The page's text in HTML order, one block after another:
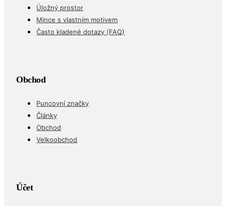
Úložný prostor
Mince s vlastním motivem
Často kladené dotazy (FAQ)
Obchod
Puncovní značky
Články
Obchod
Velkoobchod
Účet